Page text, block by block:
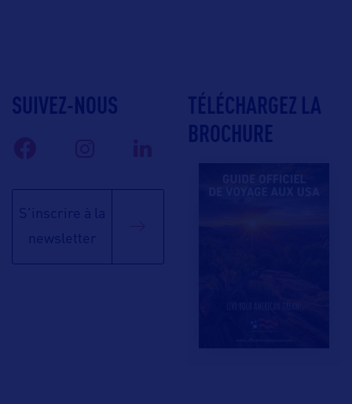
SUIVEZ-NOUS
S'inscrire à la
newsletter
TÉLÉCHARGEZ LA
BROCHURE